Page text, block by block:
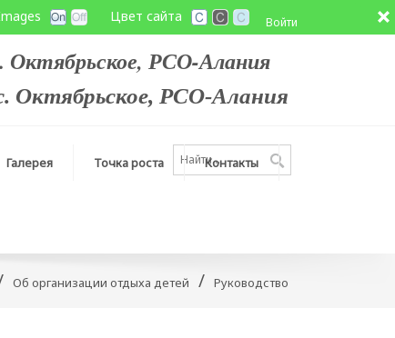
Войти
Цвет сайта
РСО-Алания
РСО-Алания
Галерея Точка роста Контакты
Об организации отдыха детей / Руководство